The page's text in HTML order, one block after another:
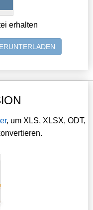
erhalten
, um XLS, XLSX, ODT,